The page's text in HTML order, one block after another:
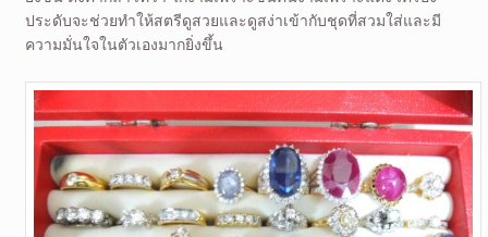
ประดับจะช่วยทำให้สตรีดูสวยและดูสง่าเข้ากับชุดที่สวมใส่และมี
ความมั่นใจในตัวเองมากยิ่งขึ้น